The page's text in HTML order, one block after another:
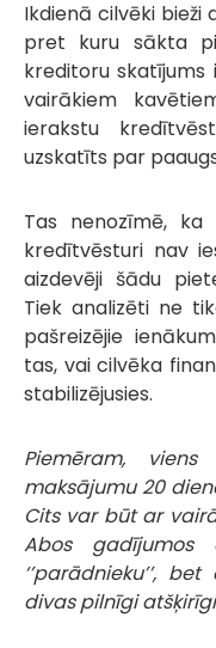
Ikdienā cilvēki bieži
pret kuru sākta
kreditoru
vairākiem
ierakstu
uzskatīts par
Tas nenozīmē,
kredītvēsturi nav
aizdevēji šādu
Tiek analizēti ne
pašreizējie
tas, vai cilvēka
stabilizējusies.
Piemēram,
maksājumu 20
Cits var būt ar
Abos
‘’parādnieku’’,
divas pilnīgi